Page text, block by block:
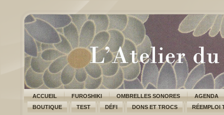
ACCUEIL FUROSHIKI OMBRELLES SONORES
AGENDA
BOUTIQUE
TEST DÉFI DONS ET TROCS RÉEMPLOI